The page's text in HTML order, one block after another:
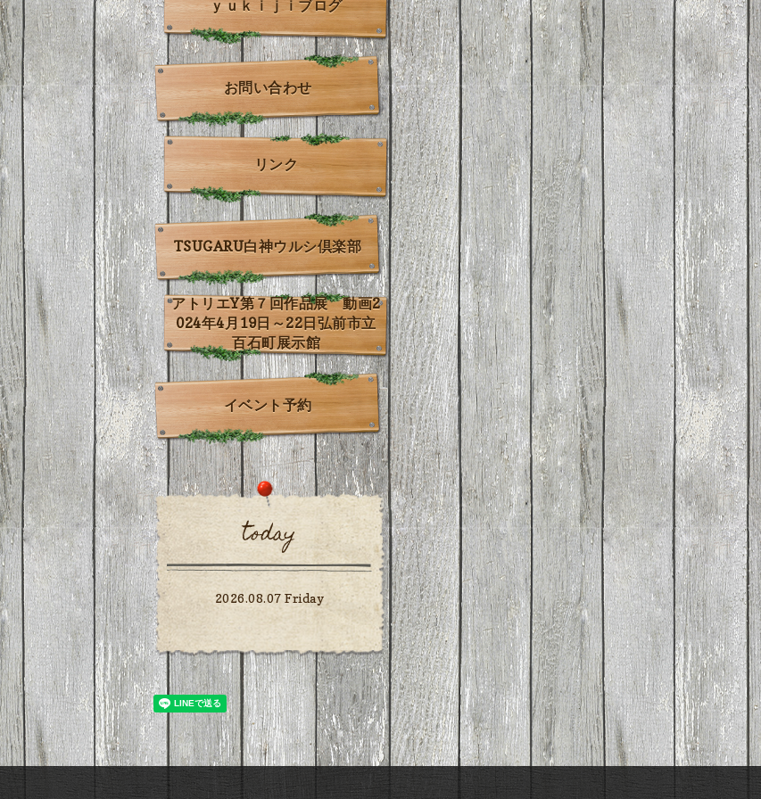
ｙｕｋｉｊｉブログ
お問い合わせ
リンク
TSUGARU白神ウルシ倶楽部
アトリエY第７回作品展 動画2
024年4月19日～22日弘前市立
百石町展示館
イベント予約
today
2026.08.07 Friday